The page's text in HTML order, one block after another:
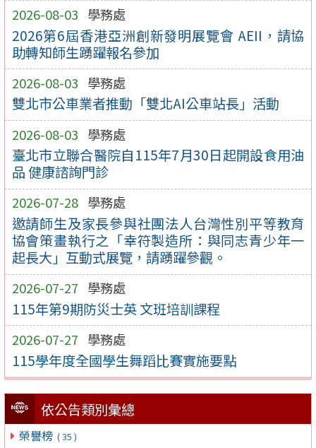
2026-08-03 學務處
2026第6屆香港亞洲創新發明展覽會 AEII，請協
助轉知師生踴躍報名參加
2026-08-03 學務處
雙北市公車業者推動「雙北AI公車站長」活動
2026-08-03 學務處
臺北市立聯合醫院自115年7月30日起開設食用油
品 健康諮詢門診
2026-07-28 學務處
邀請師生及家長參與社團法人台灣性別平等教育
協會策畫執行之「幸符製造所：與同志青少年一
起長大」互動式展覽，請踴躍參觀。
2026-07-27 學務處
115年第9期防災士英 文班培訓課程
2026-07-27 學務處
115學年度全國學生舞蹈比賽實施要點
依公告類別彙總
榮譽榜 ( 35 )